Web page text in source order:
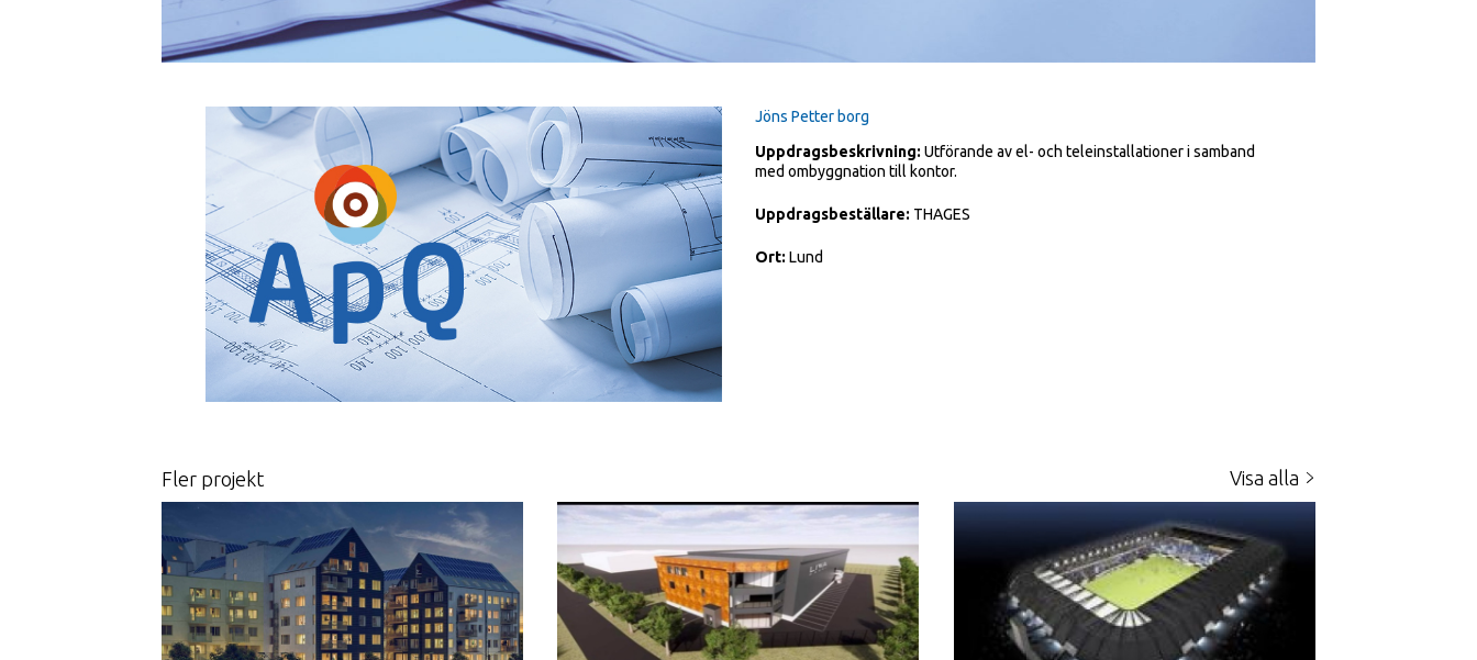
Jöns Petter borg
Uppdragsbeskrivning: Utförande av el- och teleinstallationer i samband
med ombyggnation till kontor.
Uppdragsbeställare: THAGES
Ort: Lund
fler projekt Visa alla